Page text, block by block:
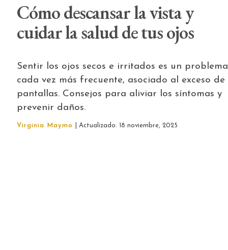
Cómo descansar la vista y
cuidar la salud de tus ojos
Sentir los ojos secos e irritados es un problema
cada vez más frecuente, asociado al exceso de
pantallas. Consejos para aliviar los síntomas y
prevenir daños.
Virginia Maymo | Actualizado: 18 noviembre, 2025